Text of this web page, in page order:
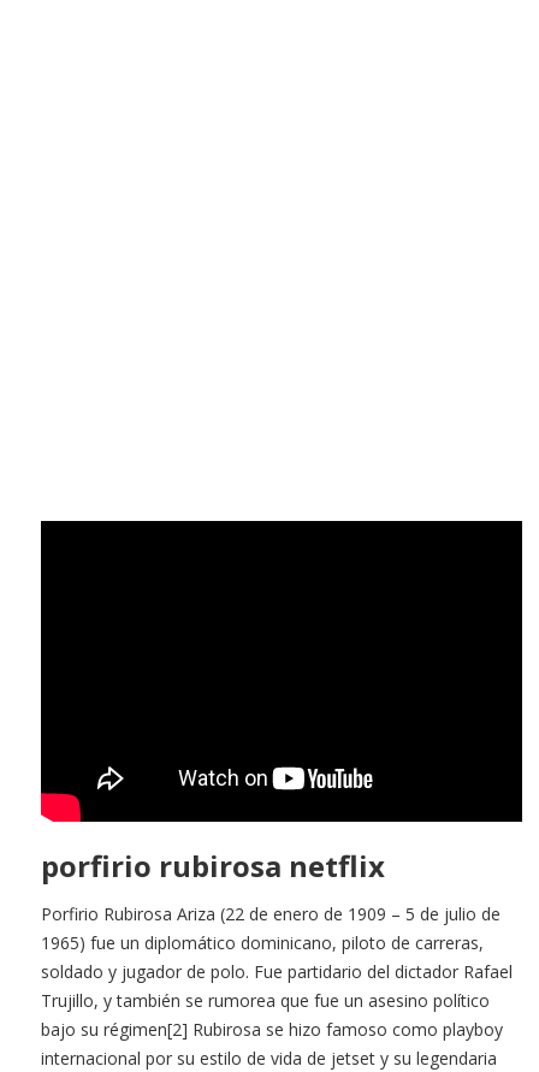
porfirio rubirosa netflix
Porfirio Rubirosa Ariza (22 de enero de 1909 – 5 de julio de
1965) fue un diplomático dominicano, piloto de carreras,
soldado y jugador de polo. Fue partidario del dictador Rafael
Trujillo, y también se rumorea que fue un asesino político
bajo su régimen[2] Rubirosa se hizo famoso como playboy
internacional por su estilo de vida de jetset y su legendaria